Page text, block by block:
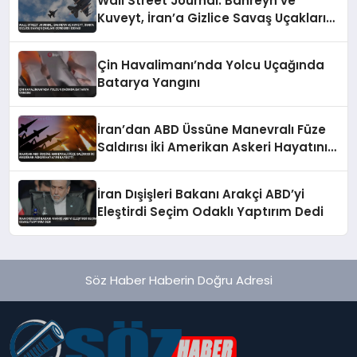
Kuveyt, İran’a Gizlice Savaş Uçakları
Çin Havalimanı’nda Yolcu Uçağında
Batarya Yangını
İran’dan ABD Üssüne Manevralı Füze
Saldırısı İki Amerikan Askeri Hayatını
İran Dışişleri Bakanı Arakçi ABD’yi
Eleştirdi Seçim Odaklı Yaptırım Dedi
Söz Haber Haberin Doğru Adresi